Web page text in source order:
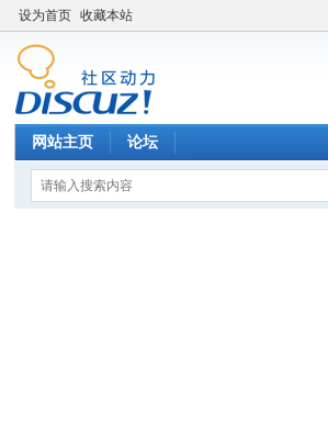
设为首页 收藏本站
网站主页 论坛